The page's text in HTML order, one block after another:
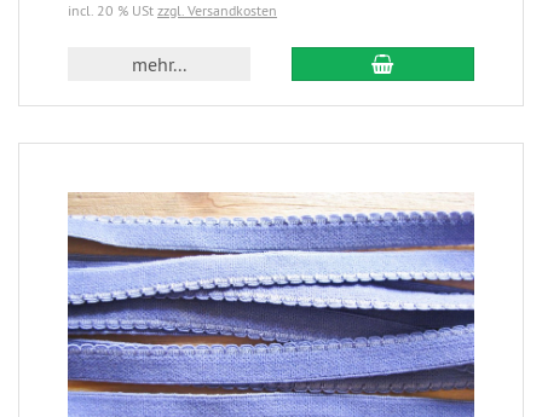
incl. 20 % USt zzgl. Versandkosten
mehr...